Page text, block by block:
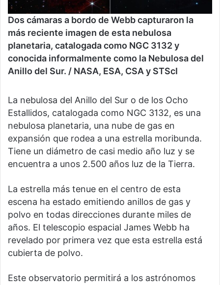
Dos cámaras a bordo de Webb capturaron la
más reciente imagen de esta nebulosa
planetaria, catalogada como NGC 3132 y
conocida informalmente como la Nebulosa del
Anillo del Sur. / NASA, ESA, CSA y STScI
La nebulosa del Anillo del Sur o de los Ocho
Estallidos, catalogada como NGC 3132, es una
nebulosa planetaria, una nube de gas en
expansión que rodea a una estrella moribunda.
Tiene un diámetro de casi medio año luz y se
encuentra a unos 2.500 años luz de la Tierra.
La estrella más tenue en el centro de esta
escena ha estado emitiendo anillos de gas y
polvo en todas direcciones durante miles de
años. El telescopio espacial James Webb ha
revelado por primera vez que esta estrella está
cubierta de polvo.
Este observatorio permitirá a los astrónomos